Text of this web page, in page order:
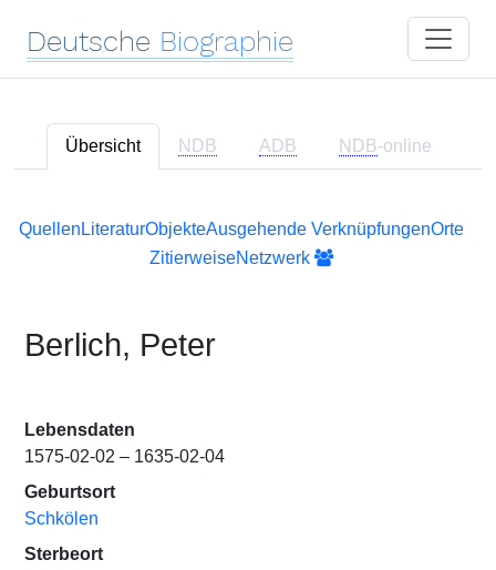
Deutsche Biographie
Übersicht NDB ADB NDB-online
Quellen LiteraturObjekteAusgehende VerknüpfungenOrte
ZitierweiseNetzwerk
Berlich, Peter
Lebensdaten
1575-02-02 – 1635-02-04
Geburtsort
Schkölen
Sterbeort